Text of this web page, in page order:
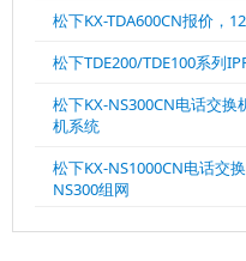
松下KX-TDA600CN报价，
松下TDE200/TDE100系列
松下KX-NS300CN电话交
机系统
松下KX-NS1000CN电话交
NS300组网